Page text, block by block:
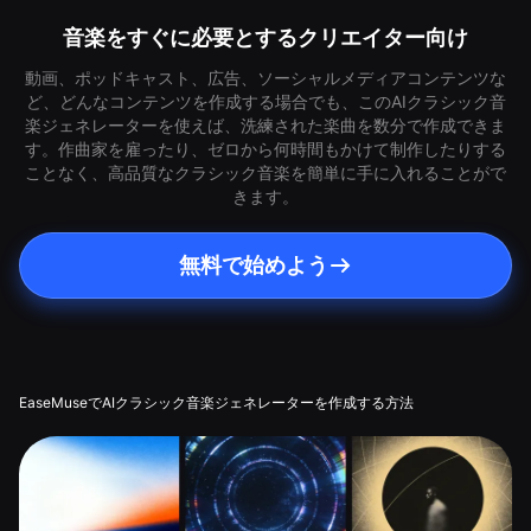
音楽をすぐに必要とするクリエイター向け
動画、ポッドキャスト、広告、ソーシャルメディアコンテンツな
ど、どんなコンテンツを作成する場合でも、このAIクラシック音
楽ジェネレーターを使えば、洗練された楽曲を数分で作成できま
す。作曲家を雇ったり、ゼロから何時間もかけて制作したりする
ことなく、高品質なクラシック音楽を簡単に手に入れることがで
きます。
無料で始めよう
EaseMuseでAIクラシック音楽ジェネレーターを作成する方法